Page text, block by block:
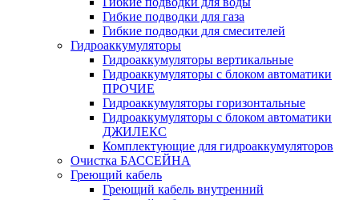
Гибкие подводки для газа
Гибкие подводки для смесителей
Гидроаккумуляторы
Гидроаккумуляторы вертикальные
Гидроаккумуляторы с блоком автоматики
ПРОЧИЕ
Гидроаккумуляторы горизонтальные
Гидроаккумуляторы с блоком автоматики
ДЖИЛЕКС
Комплектующие для гидроаккумуляторов
Очистка БАССЕЙНА
Греющий кабель
Греющий кабель внутренний